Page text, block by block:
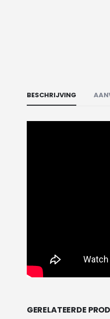
BESCHRIJVING
GERELATEERDE